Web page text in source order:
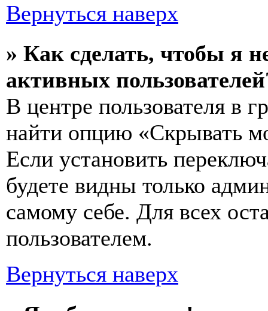
Вернуться наверх
» Как сделать, чтобы я
активных
В центре пользователя в
найти опцию «Скрывать
Если установить
будете видны только
самому себе. Для всех
пользователем.
Вернуться наверх